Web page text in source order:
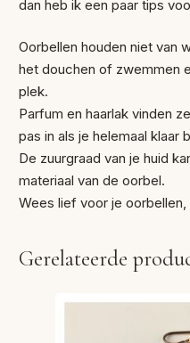
dan heb ik een paar tips
Oorbellen houden niet van
het douchen of zwemmen
plek.
Parfum en haarlak vinden
pas in als je helemaal klaar
De zuurgraad van je huid
materiaal van de oorbel.
Wees lief voor je
Gerelateerde